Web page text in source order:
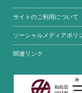
サイトのご利用について
ソーシャルメディアポリ
関連リンク